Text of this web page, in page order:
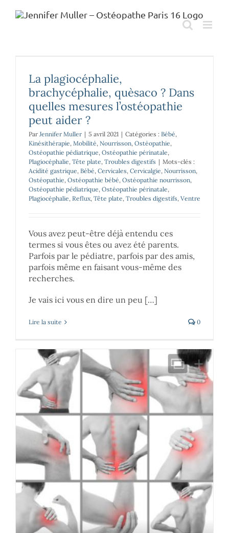
La plagiocéphalie,
brachycéphalie, quèsaco ? Dans
quelles mesures l’ostéopathie
peut aider ?
Par Jennifer Muller | 5 avril 2021 | Catégories : Bébé,
Kinésithérapie, Mobilité, Nourrisson, Ostéopathie,
Ostéopathie pédiatrique, Ostéopathie périnatale,
Plagiocéphalie, Tête plate, Troubles digestifs | Mots-clés :
Acidité gastrique, Bébé, Cervicales, Cervicalgie, Nourrisson,
Ostéopathie, Ostéopathie bébé, Ostéopathie nourrisson,
Ostéopathie pédiatrique, Ostéopathie périnatale,
Plagiocéphalie, Reflux, Tête plate, Troubles digestifs, Ventre
Vous avez peut-être déjà entendu ces
termes si vous êtes ou avez été parents.
Parfois par le pédiatre, parfois par des amis,
parfois même en faisant vous-même des
recherches.
Je vais ici vous en dire un peu […]
Lire la suite 0